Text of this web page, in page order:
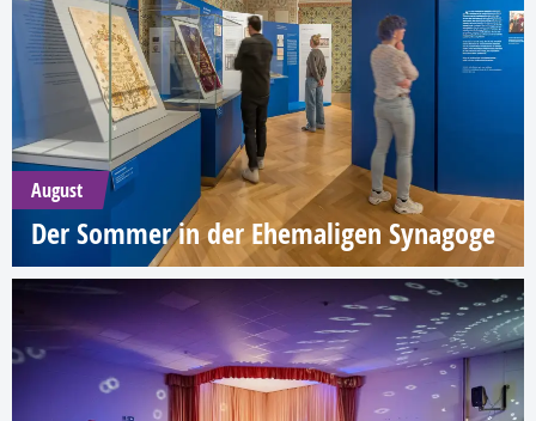
August
Der Sommer in der Ehemaligen Synagoge